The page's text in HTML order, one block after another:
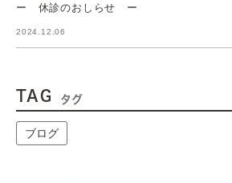
ー 休診のおしらせ ー
2024.12.06
TAG タグ
ブログ